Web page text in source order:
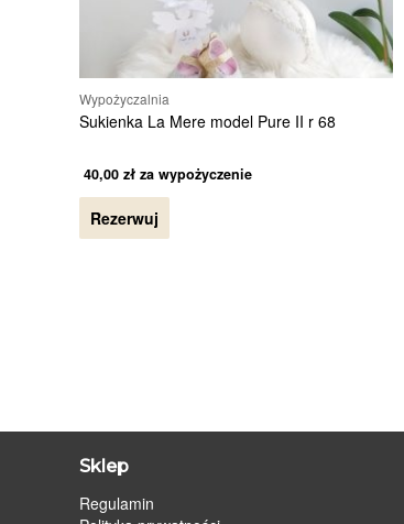
Wypożyczalnia
Sukienka La Mere model Pure II r 68
40,00 zł za wypożyczenie
Rezerwuj
Sklep
Regulamin